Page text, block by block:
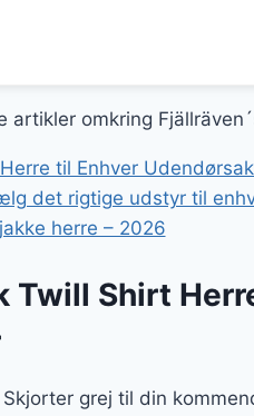
artikler omkring
til Enhver
det rigtige udstyr til
herre – 2026
Twill Shirt
grej til din